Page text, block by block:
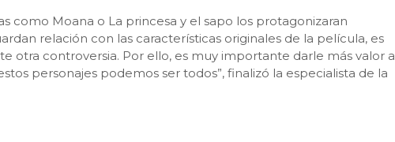
como Moana o La princesa y el sapo los protagonizaran
relación con las características originales de la película, es
otra controversia. Por ello, es muy importante darle más valor a
personajes podemos ser todos”, finalizó la especialista de la